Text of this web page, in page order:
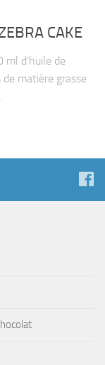
CAKE
ml d’huile de
matière grasse